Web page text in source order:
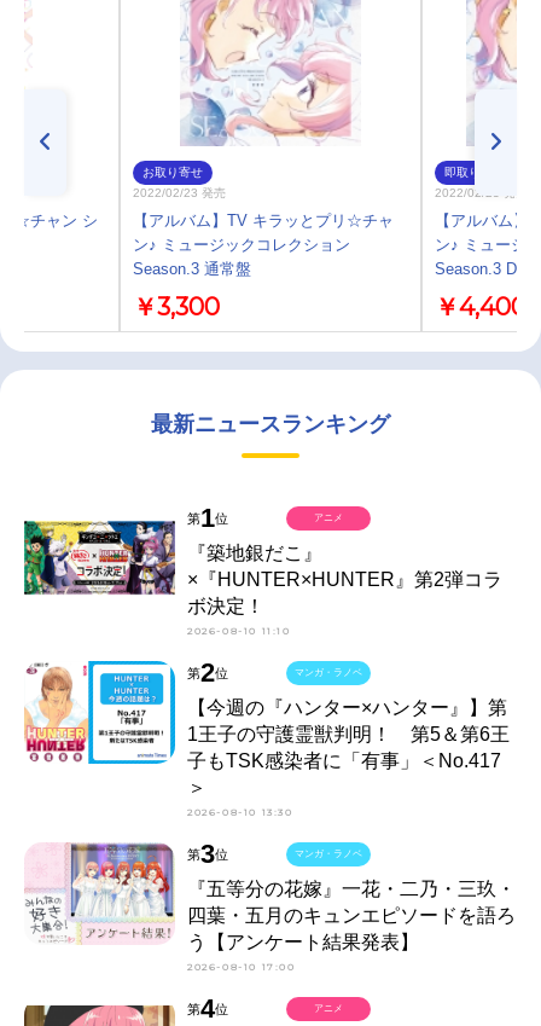
☆チャン シ
お取り寄せ
2022/02/23 発売
【アルバム】TV キラッとプリ☆チャ
ン♪ ミュージックコレクション
Season.3 通常盤
￥3,300
即取り
2022/02/23 発売
【アルバム
ン♪ ミュージ
Season.3 DX
￥4,400
最新ニュースランキング
第1位
『築地銀だこ』
×『HUNTER×HUNTER』第2弾コラ
ボ決定！
2026-08-10 11:10
アニメ
第2位
【今週の『ハンター×ハンター』】第
1王子の守護霊獣判明！ 第5＆第6王
子もTSK感染者に「有事」＜No.417
＞
2026-08-10 13:30
マンガ・ラノベ
第3位
『五等分の花嫁』一花・二乃・三玖・
四葉・五月のキュンエピソードを語ろ
う【アンケート結果発表】
2026-08-10 17:00
マンガ・ラノベ
第4位 アニメ